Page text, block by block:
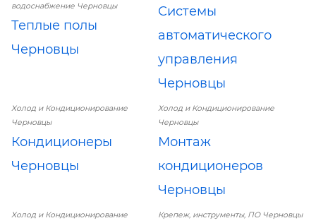
водоснабжение Черновцы
Теплые полы
Черновцы
Системы
автоматического
управления
Черновцы
Холод и Кондиционирование
Черновцы
Кондиционеры
Черновцы
Холод и Кондиционирование
Черновцы
Монтаж
кондиционеров
Черновцы
Холод и Кондиционирование
Крепеж, инструменты, ПО Черновцы